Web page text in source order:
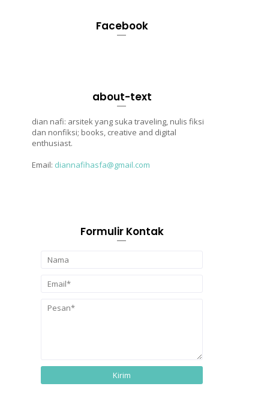
Facebook
about-text
dian nafi: arsitek yang suka traveling, nulis fiksi
dan nonfiksi; books, creative and digital
enthusiast.
Email: diannafihasfa@gmail.com
Formulir Kontak